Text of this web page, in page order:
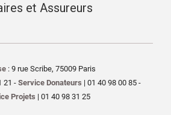
et Assureurs
: 9 rue Scribe, 75009 Paris
21 - Service Donateurs | 01 40 98 00 85 -
Projets | 01 40 98 31 25